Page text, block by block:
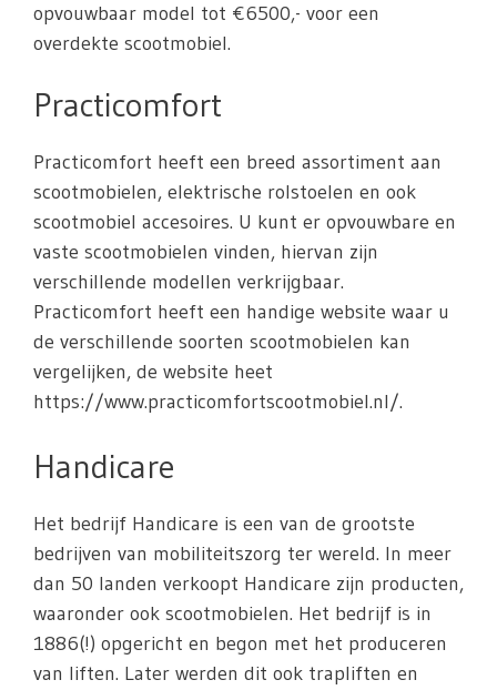
opvouwbaar model tot €6500,- voor een
overdekte scootmobiel.
Practicomfort
Practicomfort heeft een breed assortiment aan
scootmobielen, elektrische rolstoelen en ook
scootmobiel accesoires. U kunt er opvouwbare en
vaste scootmobielen vinden, hiervan zijn
verschillende modellen verkrijgbaar.
Practicomfort heeft een handige website waar u
de verschillende soorten scootmobielen kan
vergelijken, de website heet
https://www.practicomfortscootmobiel.nl/.
Handicare
Het bedrijf Handicare is een van de grootste
bedrijven van mobiliteitszorg ter wereld. In meer
dan 50 landen verkoopt Handicare zijn producten,
waaronder ook scootmobielen. Het bedrijf is in
1886(!) opgericht en begon met het produceren
van liften. Later werden dit ook trapliften en